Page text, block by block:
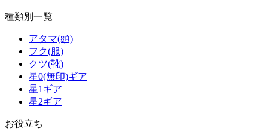
種類別一覧
アタマ(頭)
フク(服)
クツ(靴)
星0(無印)ギア
星1ギア
星2ギア
お役立ち